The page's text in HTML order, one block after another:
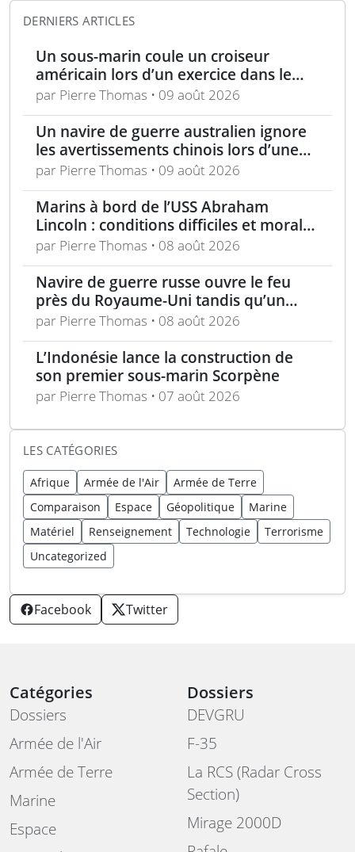
DERNIERS ARTICLES
Un sous-marin coule un croiseur
américain lors d’un exercice dans le
Pacifique
par Pierre Thomas • 09 août 2026
Un navire de guerre australien ignore
les avertissements chinois lors d’une
traversée en mer de Chine méridionale
par Pierre Thomas • 09 août 2026
Marins à bord de l’USS Abraham
Lincoln : conditions difficiles et moral
en berne selon leurs familles
par Pierre Thomas • 08 août 2026
Navire de guerre russe ouvre le feu
près du Royaume-Uni tandis qu’un
bateau britannique se rapproche
par Pierre Thomas • 08 août 2026
L’Indonésie lance la construction de
son premier sous-marin Scorpène
par Pierre Thomas • 07 août 2026
LES CATÉGORIES
Afrique Armée de l'Air
Armée de Terre
Comparaison
Espace Géopolitique
Marine
Matériel
Renseignement Technologie
Terrorisme
Uncategorized
Facebook Twitter
Catégories
Dossiers
Armée de l'Air
Armée de Terre
Marine
Espace
Dossiers
DEVGRU
F-35
La RCS (Radar Cross
Section)
Mirage 2000D